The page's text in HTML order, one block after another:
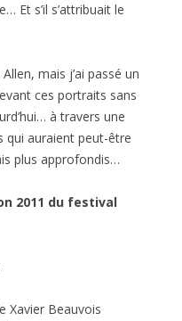
Et s’il s’attribuait le
mais j’ai passé un
ces portraits sans
à travers une
qui auraient peut-être
plus approfondis…
2011 du festival
Xavier Beauvois